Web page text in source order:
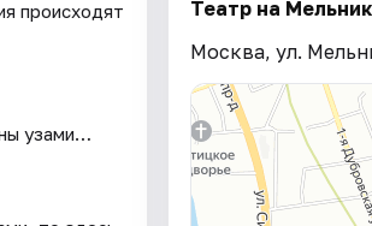
происходят
узами…
Театр на
Москва, ул.